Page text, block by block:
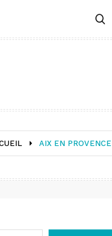
AIX EN PROVENCE